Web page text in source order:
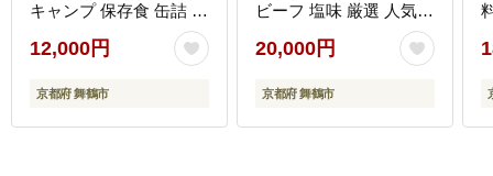
キャンプ 保存食 缶詰 魚
海鮮 シーフード 鯖缶 高
級缶
12,000円
京都府 舞鶴市
ビーフ 塩味 厳選 人気
焼肉 冷凍 小分け ギフト
贈答用 美味しい お勧め
おすすめ 熨斗 舞鶴市 京
20,000円
京都府 舞鶴市